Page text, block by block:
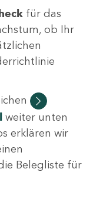
für das
ob Ihr
weiter unten
erklären wir
Belegliste für